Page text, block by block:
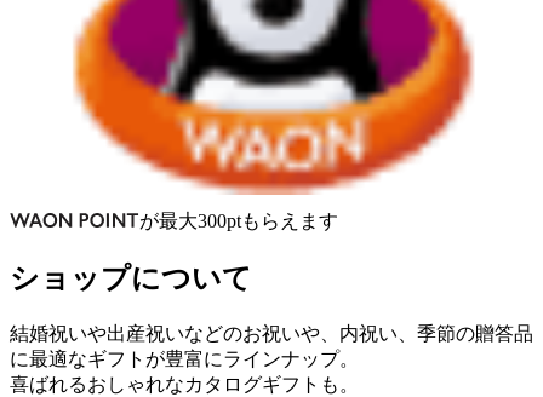
が最大300ptもらえます
ショップについて
結婚祝いや出産祝いなどのお祝いや、内祝い、季節の贈答品
に最適なギフトが豊富にラインナップ。
喜ばれるおしゃれなカタログギフトも。